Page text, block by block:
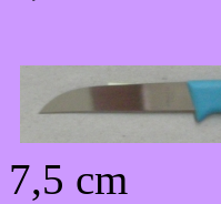
7,5 cm